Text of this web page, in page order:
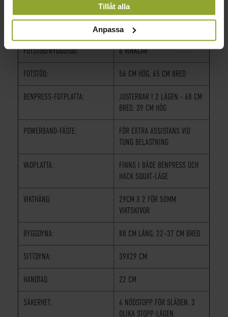
DU HAR TILLHANDAHÅLLIT ELLER SOM DE HAR
SAMLAT IN NÄR DU HAR ANVÄNT DERAS
Tillåt alla
Anpassa
320 KG
BENPRESS OCH HACK SQUAT
FOTSTÖD/RYGGSTÖD: 6 VINKLAR
FOTSTÖD: 56 CM HÖG, 65 CM BRED
BENPRESS-FOTPLATTA:
JUSTERBAR I 2 LÄGEN - 68 CM
BRED, 39 CM HÖG
POWERBAND-FÄSTE:
FÖR EXTRA ASSISTANS VID
TUNG BELASTNING
VADPLATTA:
FINNS I BÅDE BENPRESS OCH
HACK SQUAT-LÄGE
VIKTHÄNG:
29CM X 2 FÖR 50MM
VIKTSKIVOR
RYGGDYNA: 88 CM LÅNG, 22–37 CM BRED
SITTDYNA: 39X29 CM
HANDTAG: 22 CM
SÄKERHET:
4 NÖDSTOPP FÖR SLÄDEN, 3
OLIKA STOPP-LÄGEN